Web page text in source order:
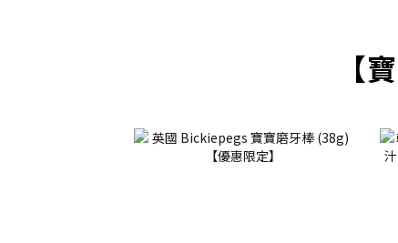
【